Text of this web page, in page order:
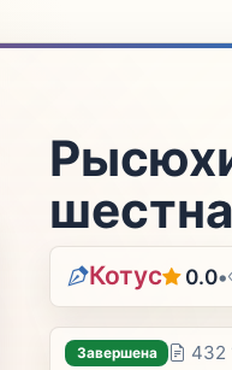
Котус 0.0•
Завершена 432